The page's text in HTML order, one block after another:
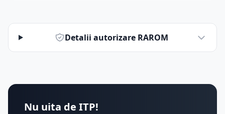
Detalii autorizare RAROM
Nu uita de ITP!